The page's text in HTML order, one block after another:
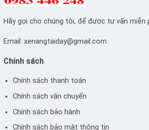
Hãy gọi cho chúng tôi, để được tư vấn miễn
Email: xenangtaiday@gmail.com
Chính sách
Chính sách thanh toán
Chính sách vận chuyển
Chính sách bảo hành
Chính sách bảo mật thông tin